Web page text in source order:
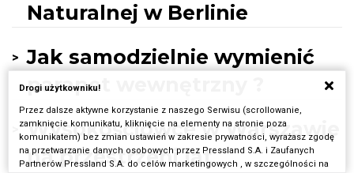
Naturalnej w Berlinie
Jak samodzielnie wymienić
parapet wewnętrzny ?
Wysokościowce w Warszawie
na przestrzeni lat
Drogi użytkowniku!
Przez dalsze aktywne korzystanie z naszego Serwisu (scrollowanie,
zamknięcie komunikatu, kliknięcie na elementy na stronie poza
komunikatem) bez zmian ustawień w zakresie prywatności, wyrażasz zgodę
na przetwarzanie danych osobowych przez Pressland S.A. i Zaufanych
Partnerów Pressland S.A. do celów marketingowych , w szczególności na